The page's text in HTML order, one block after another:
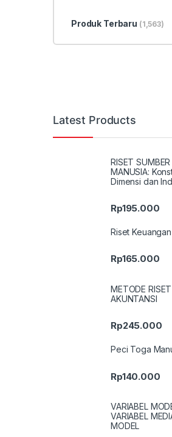
Produk Terbaru (1,563)
Latest Products
RISET SUMBER
MANUSIA:
Dimensi dan
Rp195.000
Riset Keuangan
Rp165.000
METODE RISET
AKUNTANSI
Rp245.000
Peci Toga
Rp140.000
VARIABEL
VARIABEL
MODEL